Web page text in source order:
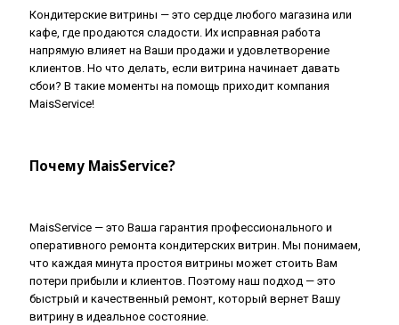
Кондитерские витрины — это сердце любого магазина или
кафе, где продаются сладости. Их исправная работа
напрямую влияет на Ваши продажи и удовлетворение
клиентов. Но что делать, если витрина начинает давать
сбои? В такие моменты на помощь приходит компания
MaisService!
Почему MaisService?
MaisService — это Ваша гарантия профессионального и
оперативного ремонта кондитерских витрин. Мы понимаем,
что каждая минута простоя витрины может стоить Вам
потери прибыли и клиентов. Поэтому наш подход — это
быстрый и качественный ремонт, который вернет Вашу
витрину в идеальное состояние.